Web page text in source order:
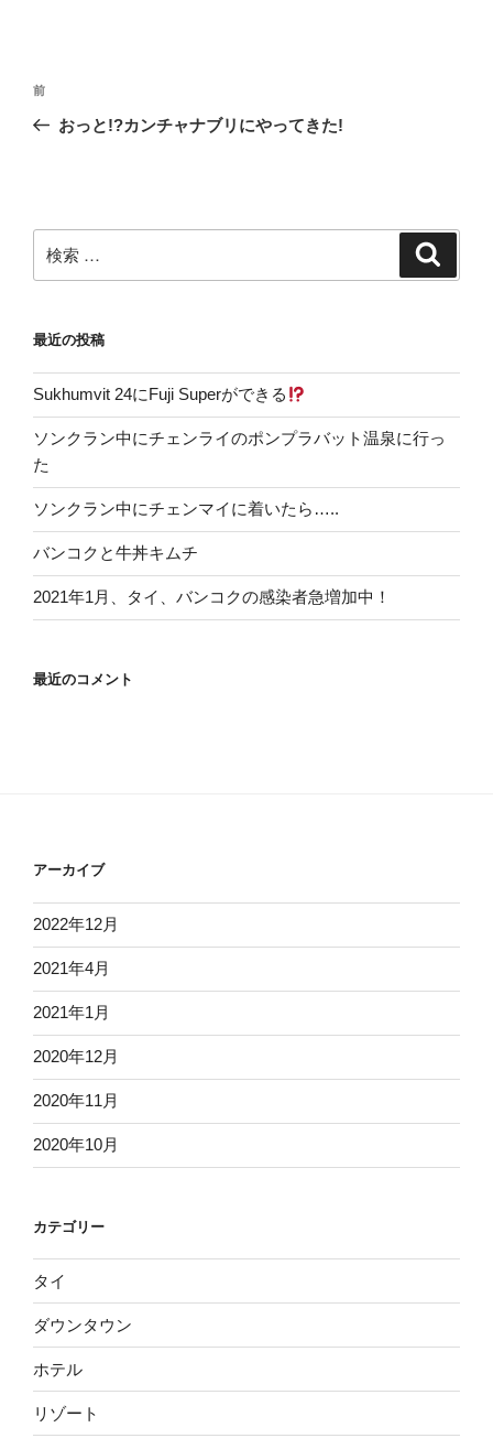
投
ナ
ー
シ
過
去
前
おっと!?カンチャナブリにやってきた!
索:
最近の投稿
Sukhumvit 24にFuji Superができる
ソンクラン中にチェンライのポンプラバット温泉に行っ
た
ソンクラン中にチェンマイに着いたら…..
バンコクと牛丼キムチ
2021年1月、タイ、バンコクの感染者急増加中！
最近のコメント
アーカイブ
2022年12月
2021年4月
2021年1月
2020年12月
2020年11月
2020年10月
カテゴリー
タイ
ダウンタウン
ホテル
リゾート